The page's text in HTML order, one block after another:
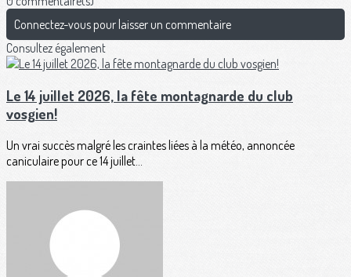
Connectez-vous pour laisser un commentaire
Consultez également
Le 14 juillet 2026, la fête montagnarde du club
vosgien!
Un vrai succès malgré les craintes liées à la météo, annoncée
caniculaire pour ce 14 juillet...